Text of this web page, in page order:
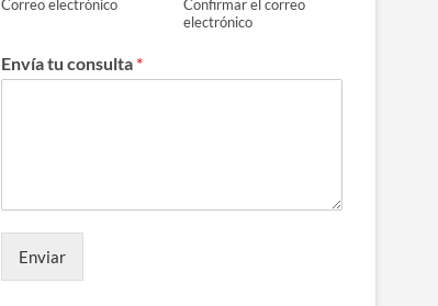
Correo electrónico
Confirmar el correo
electrónico
Envía tu consulta *
Enviar